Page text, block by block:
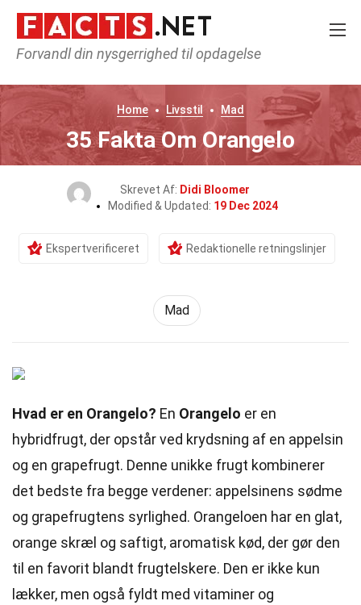
Forvandl din nysgerrighed til opdagelse
Home Livsstil Mad
35 Fakta Om Orangelo
Skrevet Af: Didi Bloomer
Modified & Updated: 19 Dec 2024
Ekspertverificeret Redaktionelle retningslinjer
Mad
Hvad er en Orangelo? En Orangelo er en
hybridfrugt, der opstår ved krydsning af en appelsin
og en grapefrugt. Denne unikke frugt kombinerer
det bedste fra begge verdener: appelsinens sødme
og grapefrugtens syrlighed. Orangeloen har en glat,
orange skræl og saftigt, aromatisk kød, der gør den
til en favorit blandt frugtelskere. Den er ikke kun
lækker, men også fyldt med vitaminer og